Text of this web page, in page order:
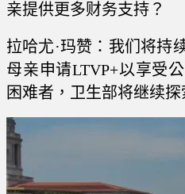
亲提供更多财务支持？
拉哈尤·玛赞：我们将持
母亲申请LTVP+以享受
困难者，卫生部将继续探